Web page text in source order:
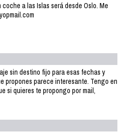
a las Islas será desde Oslo. Me
sin destino fijo para esas fechas y
propones parece interesante. Tengo en
si quieres te propongo por mail,